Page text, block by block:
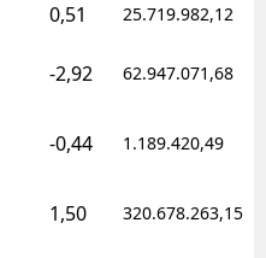
0,51 25.719.982,12
-2,92 62.947.071,68
-0,44 1.189.420,49
1,50 320.678.263,15